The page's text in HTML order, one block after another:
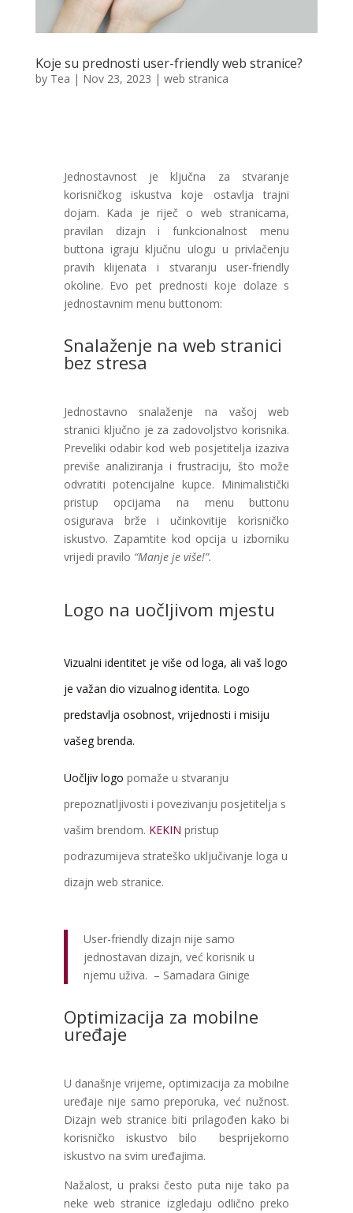
Koje su prednosti user-friendly web stranice?
by Tea | Nov 23, 2023 | web stranica
Jednostavnost je ključna za stvaranje
korisničkog iskustva koje ostavlja trajni
dojam. Kada je riječ o web stranicama,
pravilan dizajn i funkcionalnost menu
buttona igraju ključnu ulogu u privlačenju
pravih klijenata i stvaranju user-friendly
okoline. Evo pet prednosti koje dolaze s
jednostavnim menu buttonom:
Snalaženje na web stranici
bez stresa
Jednostavno snalaženje na vašoj web
stranici ključno je za zadovoljstvo korisnika.
Preveliki odabir kod web posjetitelja izaziva
previše analiziranja i frustraciju, što može
odvratiti potencijalne kupce. Minimalistički
pristup opcijama na menu buttonu
osigurava brže i učinkovitije korisničko
iskustvo. Zapamtite kod opcija u izborniku
vrijedi pravilo “Manje je više!”.
Logo na uočljivom mjestu
Vizualni identitet je više od loga, ali vaš logo
je važan dio vizualnog identita. Logo
predstavlja osobnost, vrijednosti i misiju
vašeg brenda.
Uočljiv logo pomaže u stvaranju
prepoznatljivosti i povezivanju posjetitelja s
vašim brendom. KEKIN pristup
podrazumijeva strateško uključivanje loga u
dizajn web stranice.
User-friendly dizajn nije samo
jednostavan dizajn, već korisnik u
njemu uživa. – Samadara Ginige
Optimizacija za mobilne
uređaje
U današnje vrijeme, optimizacija za mobilne
uređaje nije samo preporuka, već nužnost.
Dizajn web stranice biti prilagođen kako bi
korisničko iskustvo bilo besprijekorno
iskustvo na svim uređajima.
Nažalost, u praksi često puta nije tako pa
neke web stranice izgledaju odlično preko